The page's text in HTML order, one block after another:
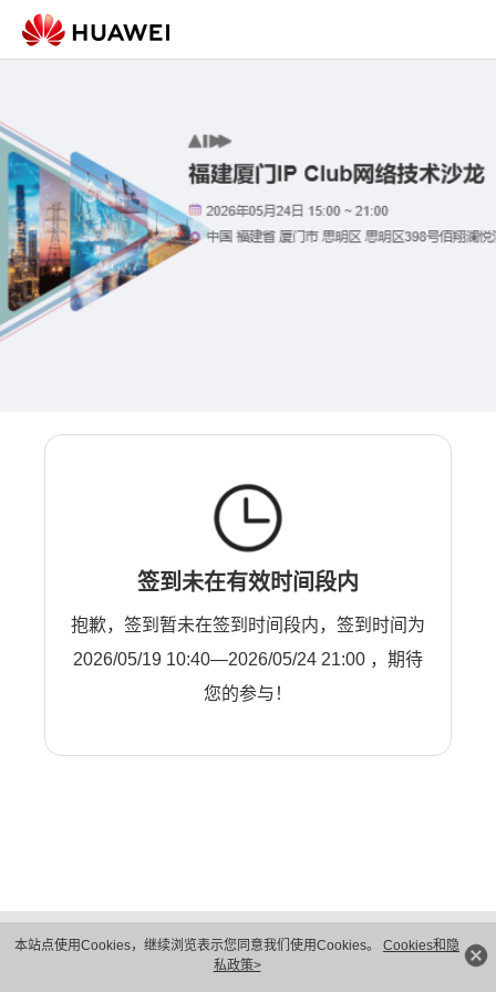
本站点使用Cookies，继续浏览表示您同意我们使用Cookies。 Cookies和隐
私政策>
签到未在有效时间段内
抱歉，签到暂未在签到时间段内，签到时间为
2026/05/19 10:40—2026/05/24 21:00 ，期待
您的参与！
隐私保护
法律声明